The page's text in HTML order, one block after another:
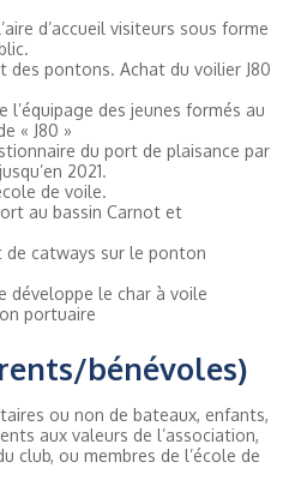
d’accueil visiteurs sous forme
pontons. Achat du voilier J80
l’équipage des jeunes formés au
« J80 »
du port de plaisance par
2021.
de voile.
au bassin Carnot et
catways sur le ponton
développe le char à voile
portuaire
bénévoles)
ou non de bateaux, enfants,
aux valeurs de l’association,
club, ou membres de l’école de